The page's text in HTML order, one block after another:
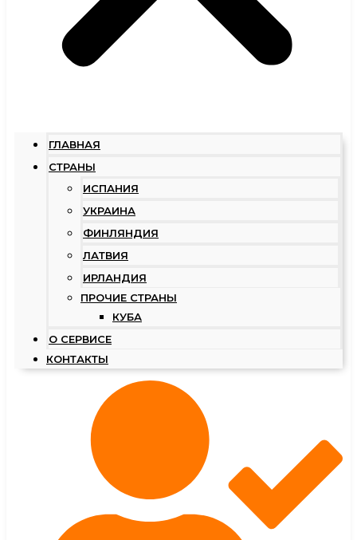
ГЛАВНАЯ
СТРАНЫ
ИСПАНИЯ
УКРАИНА
ФИНЛЯНДИЯ
ЛАТВИЯ
ИРЛАНДИЯ
ПРОЧИЕ СТРАНЫ
КУБА
О СЕРВИСЕ
КОНТАКТЫ